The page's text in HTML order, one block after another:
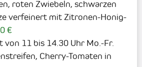
roten Zwiebeln, schwarzen
verfeinert mit Zitronen-Honig-
€
11 bis 14.30 Uhr Mo.-Fr.
Cherry-Tomaten in